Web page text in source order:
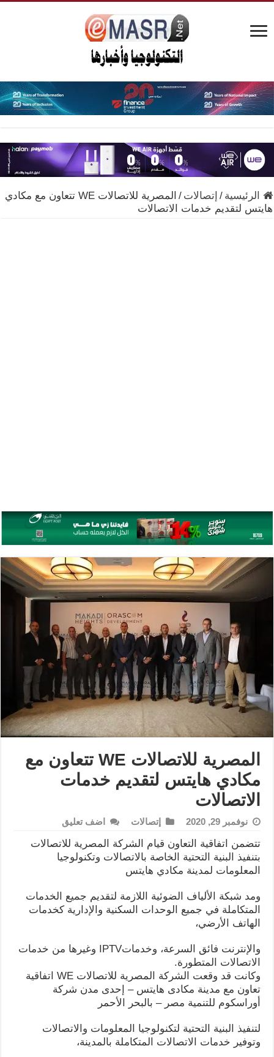
الرئيسية / إتصالات /
المصرية للاتصالات WE تتعاون مع مكادي
هايتس لتقديم خدمات الاتصالات
المصرية للاتصالات WE تتعاون مع
مكادي هايتس لتقديم خدمات
الاتصالات
نوفمبر 29, 2020 إتصالات اضف تعليق
تتضمن اتفاقية التعاون قيام الشركة المصرية للاتصالات
بتنفيذ البنية التحتية الخاصة بالاتصالات وتكنولوجيا
المعلومات لمدينة مكادي هايتس
ومد شبكة الألياف الضوئية اللازمة لتقديم جميع الخدمات
المتكاملة في جميع الوحدات السكنية والإدارية كخدمات
الهاتف الأرضي،
والإنترنت فائق السرعة، وخدماتIPTV وغيرها من خدمات
الاتصالات المتطورة.
وكانت قد وقعت الشركة المصرية للاتصالات WE اتفاقية
تعاون مع مدينة مكادى هايتس – إحدى مدن شركة
أوراسكوم للتنمية مصر – بالبحر الأحمر
لتنفيذ البنية التحتية لتكنولوجيا المعلومات والاتصالات
وتوفير خدمات الاتصالات المتكاملة بالمدينة،